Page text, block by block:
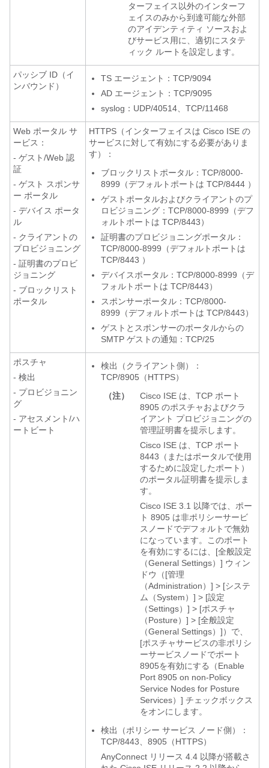
ターフェイス以外のインターフ
ェイスのみから到達可能な外部
のアイデンティティ ソースおよ
びサービス用に、適切にスタテ
ィック ルートを設定します。
パッシブ ID（イ
ンバウンド）
TS エージェント：TCP/9094
AD エージェント：TCP/9095
syslog：UDP/40514、TCP/11468
Web ポータル サ
ービス：
- ゲスト/Web 認
証
- ゲスト スポンサ
ー ポータル
- デバイス ポータ
ル
- クライアントの
プロビジョニング
- 証明書のプロビ
ジョニング
- ブロックリスト
ポータル
HTTPS（インターフェイスは Cisco ISE の
サービスに対して有効にする必要がありま
す）：
ブロックリスト ポータル：TCP/8000-
8999（デフォルトポートは TCP/8444 ）
ゲストポータルおよびクライアントのプ
ロビジョニング：TCP/8000-8999（デフ
ォルトポートは TCP/8443）
証明書のプロビジョニングポータル：
TCP/8000-8999（デフォルトポートは
TCP/8443 ）
デバイスポータル：TCP/8000-8999（デ
フォルトポートは TCP/8443）
スポンサーポータル：TCP/8000-
8999（デフォルトポートは TCP/8443）
ゲストとスポンサーのポータルからの
SMTP ゲストの通知：TCP/25
ポスチャ
- 検出
- プロビジョニン
グ
- アセスメント/ハ
ートビート
検出（クライアント側）：
TCP/8905（HTTPS）
（注）
Cisco ISE は、TCP ポート
8905 のポスチャおよびクラ
イアント プロビジョニングの
管理証明書を提示します。
Cisco ISE は、TCP ポート
8443（またはポータルで使用
するために設定したポート）
のポータル証明書を提示しま
す。
Cisco ISE 3.1 以降では、ポー
ト 8905 は非ポリシーサービ
スノードでデフォルトで無効
になっています。このポート
を有効にするには、[全般設定
（General Settings）] ウィン
ドウ（[管理
（Administration）] > [システ
ム（System）] > [設定
（Settings）] > [ポスチャ
（Posture）] > [全般設定
（General Settings）]）で、
[ポスチャサービスの非ポリシ
ーサービスノードでポート
8905を有効にする（Enable
Port 8905 on non-Policy
Service Nodes for Posture
Services）] チェックボックス
をオンにします。
検出（ポリシー サービス ノード側）：
TCP/8443、8905（HTTPS）
AnyConnect リリース 4.4 以降が搭載さ